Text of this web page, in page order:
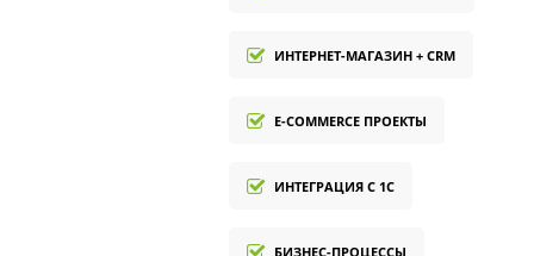
ИНТЕРНЕТ-МАГАЗИН + CRM
E-COMMERCE ПРОЕКТЫ
ИНТЕГРАЦИЯ С 1С
БИЗНЕС-ПРОЦЕССЫ